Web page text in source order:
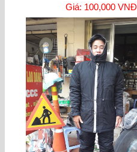
Giá: 100,000 VNĐ